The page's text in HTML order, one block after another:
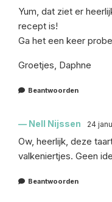
Yum, dat ziet er
recept is!
Ga het een keer
Groetjes, Daphne
Beantwoorden
Nell Nijssen 24
Ow, heerlijk, deze
valkeniertjes. Geen
Beantwoorden